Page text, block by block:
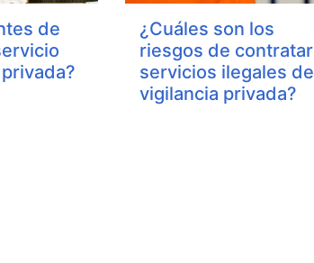
de
¿Cuáles son los
riesgos de contratar
servicios ilegales de
vigilancia privada?